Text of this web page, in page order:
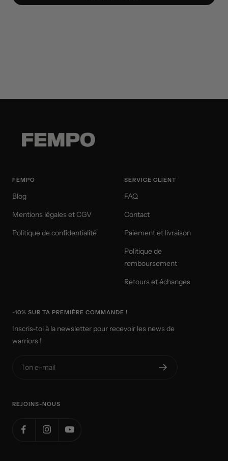
FEMPO
Blog
Mentions légales et CGV
Politique de confidentialité
SERVICE CLIENT
FAQ
Contact
Paiement et livraison
Politique de
remboursement
Retours et échanges
-10% SUR TA PREMIÈRE COMMANDE !
Inscris-toi à la newsletter pour recevoir les news de
warriors !
Ton e-mail
REJOINS-NOUS